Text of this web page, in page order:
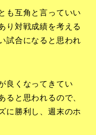
も互角と言っていい
り対戦成績を考える
試合になると思われ
良くなってきてい
ると思われるので、
に勝利し、週末のホ